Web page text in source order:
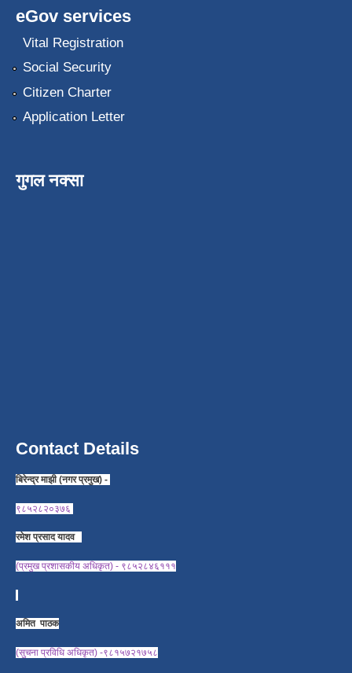
eGov services
Vital Registration
Social Security
Citizen Charter
Application Letter
गुगल नक्सा
Contact Details
बिरेन्द्र माझी (नगर प्रमुख) -
९८५२८२०३७६
रमेश प्रसाद यादव
(प्रमुख प्रशासकीय अधिकृत) - ९८५२८४६१११
अमित पाठक
(सुचना प्रविधि अधिकृत) -९८१५७२१७५८